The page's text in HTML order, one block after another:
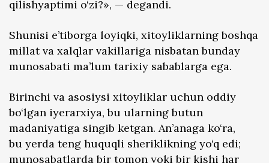
qilishyaptimi o‘zi?», — degandi.
Shunisi e’tiborga loyiqki, xitoyliklarning boshqa
millat va xalqlar vakillariga nisbatan bunday
munosabati ma’lum tarixiy sabablarga ega.
Birinchi va asosiysi xitoyliklar uchun oddiy
bo‘lgan iyerarxiya, bu ularning butun
madaniyatiga singib ketgan. An’anaga ko‘ra,
bu yerda teng huquqli sheriklikning yo‘q edi;
munosabatlarda bir tomon yoki bir kishi har